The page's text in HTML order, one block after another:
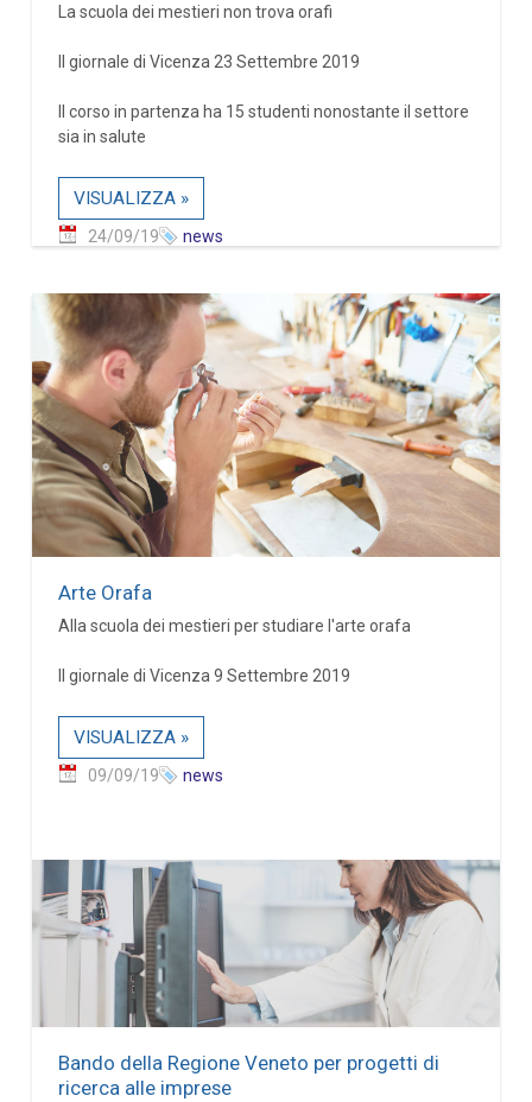
La scuola dei mestieri non trova orafi
Il giornale di Vicenza 23 Settembre 2019
Il corso in partenza ha 15 studenti nonostante il settore
sia in salute
VISUALIZZA »
24/09/19 news
Arte Orafa
Alla scuola dei mestieri per studiare l'arte orafa
Il giornale di Vicenza 9 Settembre 2019
VISUALIZZA »
09/09/19 news
Bando della Regione Veneto per progetti di
ricerca alle imprese